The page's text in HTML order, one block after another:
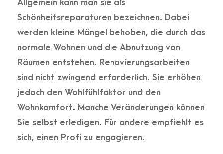
Allgemein kann man sie als
Schönheitsreparaturen bezeichnen. Dabei
werden kleine Mängel behoben, die durch das
normale Wohnen und die Abnutzung von
Räumen entstehen. Renovierungsarbeiten
sind nicht zwingend erforderlich. Sie erhöhen
jedoch den Wohlfühlfaktor und den
Wohnkomfort. Manche Veränderungen können
Sie selbst erledigen. Für andere empfiehlt es
sich, einen Profi zu engagieren.